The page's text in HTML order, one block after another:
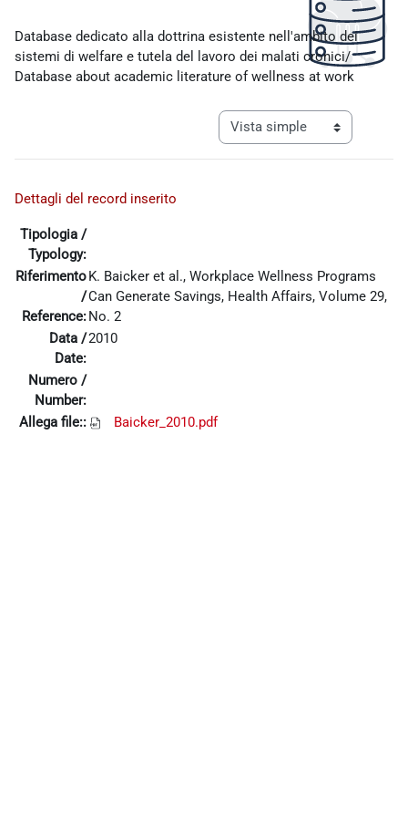
Database dedicato alla dottrina esistente nell'ambito dei
sistemi di welfare e tutela del lavoro dei malati cronici/
Database about academic literature of wellness at work
Ver modo de navegación
Dettagli del record inserito
Tipologia /
Typology:
Riferimento
/
Reference:
K. Baicker et al., Workplace Wellness Programs
Can Generate Savings, Health Affairs, Volume 29,
No. 2
Data /
Date:
2010
Numero /
Number:
Allega file::
Baicker_2010.pdf